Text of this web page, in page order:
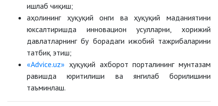
ишлаб чиқиш;
аҳолининг ҳуқуқий онги ва ҳуқуқий маданиятини
юксалтиришда инновацион усулларни, хорижий
давлатларнинг бу борадаги ижобий тажрибаларини
татбиқ этиш;
«Advice.uz» ҳуқуқий ахборот порталининг мунтазам
равишда юритилиши ва янгилаб борилишини
таъминлаш.